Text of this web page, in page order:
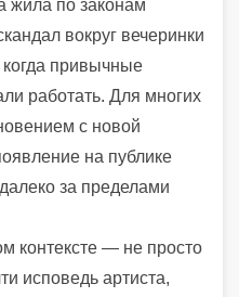
жила по законам
вокруг вечеринки
привычные
работать. Для многих
с новой
на публике
за пределами
контексте — не просто
исповедь артиста,